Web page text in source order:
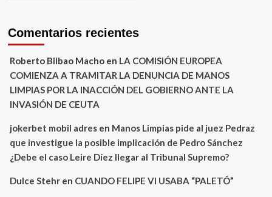
Comentarios recientes
Roberto Bilbao Machoen LA COMISIÓN EUROPEA
COMIENZA A TRAMITAR LA DENUNCIA DE MANOS
LIMPIAS POR LA INACCIÓN DEL GOBIERNO ANTE LA
INVASIÓN DE CEUTA
jokerbet mobil adresen Manos Limpias pide al juez Pedraz
que investigue la posible implicación de Pedro Sánchez
¿Debe el caso Leire Díez llegar al Tribunal Supremo?
Dulce Stehren CUANDO FELIPE VI USABA “PALETÓ”